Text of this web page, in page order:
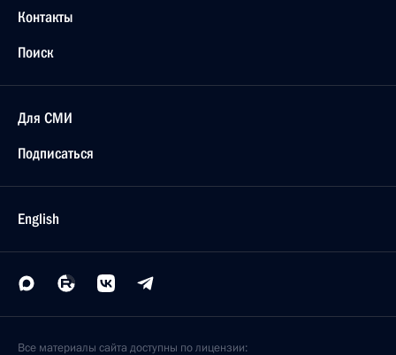
Контакты
Поиск
Для СМИ
Подписаться
English
Все материалы сайта доступны по лицензии: